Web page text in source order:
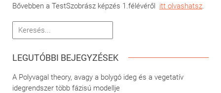
Bővebben a TestSzobrász képzés 1.félévéről itt olvashatsz.
LEGUTÓBBI BEJEGYZÉSEK
A Polyvagal theory, avagy a bolygó ideg és a vegetatív
idegrendszer több fázisú modellje